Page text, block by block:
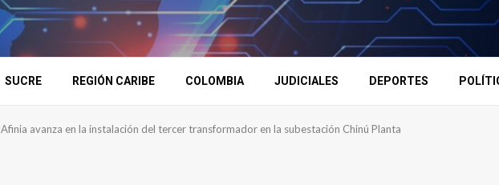
SUCRE REGIÓN CARIBE COLOMBIA JUDICIALES DEPORTES
Afinia avanza en la instalación del tercer transformador en la subestación Chinú Planta